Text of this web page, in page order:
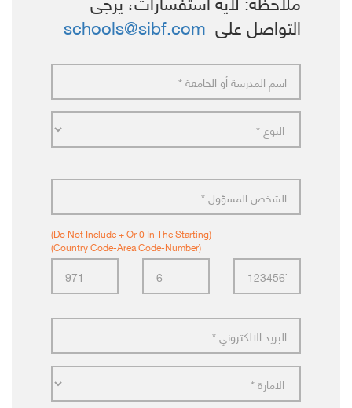
التواصل على schools@sibf.com
(Do Not Include + Or 0 In The Starting)
(Country Code-Area Code-Number)